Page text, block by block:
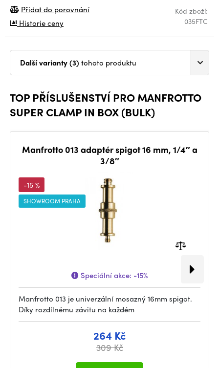
Kód zboží:
035FTC
Přidat do porovnání
Historie ceny
Další varianty (3) tohoto produktu
TOP PŘÍSLUŠENSTVÍ PRO MANFROTTO
SUPER CLAMP IN BOX (BULK)
Manfrotto 013 adaptér spigot 16 mm, 1/4″ a
3/8″
-15 %
SHOWROOM PRAHA
Speciální akce: -15%
Manfrotto 013 je univerzální mosazný 16mm spigot.
Díky rozdílnému závitu na každém
264 Kč
309 Kč